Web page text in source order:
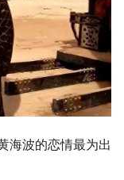
海波的恋情最为出